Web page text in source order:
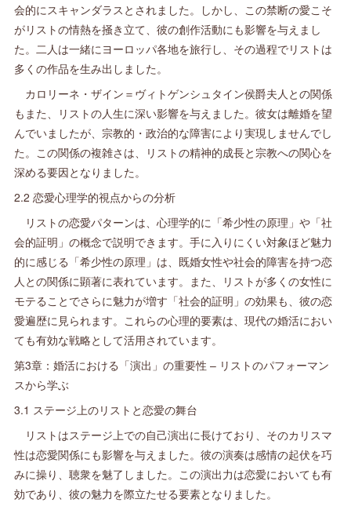
会的にスキャンダラスとされました。しかし、この禁断の愛こそ
がリストの情熱を掻き立て、彼の創作活動にも影響を与えまし
た。二人は一緒にヨーロッパ各地を旅行し、その過程でリストは
多くの作品を生み出しました。
カロリーネ・ザイン＝ヴィトゲンシュタイン侯爵夫人との関係
もまた、リストの人生に深い影響を与えました。彼女は離婚を望
んでいましたが、宗教的・政治的な障害により実現しませんでし
た。この関係の複雑さは、リストの精神的成長と宗教への関心を
深める要因となりました。
2.2 恋愛心理学的視点からの分析
リストの恋愛パターンは、心理学的に「希少性の原理」や「社
会的証明」の概念で説明できます。手に入りにくい対象ほど魅力
的に感じる「希少性の原理」は、既婚女性や社会的障害を持つ恋
人との関係に顕著に表れています。また、リストが多くの女性に
モテることでさらに魅力が増す「社会的証明」の効果も、彼の恋
愛遍歴に見られます。これらの心理的要素は、現代の婚活におい
ても有効な戦略として活用されています。
第3章：婚活における「演出」の重要性 – リストのパフォーマン
スから学ぶ
3.1 ステージ上のリストと恋愛の舞台
リストはステージ上での自己演出に長けており、そのカリスマ
性は恋愛関係にも影響を与えました。彼の演奏は感情の起伏を巧
みに操り、聴衆を魅了しました。この演出力は恋愛においても有
効であり、彼の魅力を際立たせる要素となりました。